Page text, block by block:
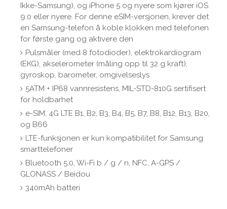
Ikke-Samsung), og iPhone 5 og nyere som kjører iOS
9.0 eller nyere. For denne eSIM-versjonen, krever det
en Samsung-telefon å koble klokken med telefonen
for første gang og aktivere den
Pulsmåler (med 8 fotodioder), elektrokardiogram
(EKG), akselerometer (måling opp til 32 g kraft),
gyroskop, barometer, omgivelseslys
5ATM + IP68 vannresistens, MIL-STD-810G sertifisert
for holdbarhet
e-SIM, 4G LTE B1, B2, B3, B4, B5, B7, B8, B12, B13, B20,
og B66
LTE-funksjonen er kun kompatibilitet for Samsung
smarttelefoner
Bluetooth 5.0, Wi-Fi b / g / n, NFC, A-GPS /
GLONASS / Beidou
340mAh batteri